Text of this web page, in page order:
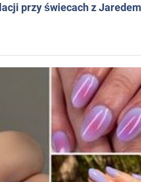
przy świecach z